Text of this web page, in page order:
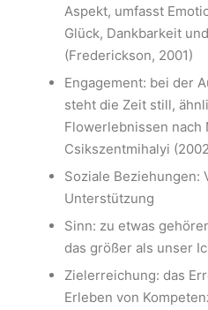
Aspekt, umfasst
Glück, Dankbarkeit
(Frederickson, 2001)
Engagement: bei der
steht die Zeit still,
Flowerlebnissen nach
Csikszentmihalyi
Soziale Beziehungen:
Unterstützung
Sinn: zu etwas
das größer als unser
Zielerreichung: das
Erleben von